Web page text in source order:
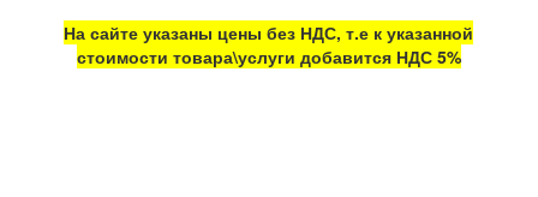
На сайте указаны цены без НДС, т.е к указанной
стоимости товара\услуги добавится НДС 5%